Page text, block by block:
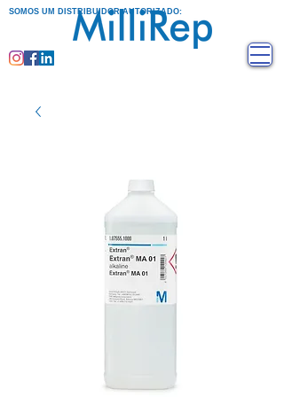
SOMOS UM DISTRIBUIDOR AUTORIZADO: